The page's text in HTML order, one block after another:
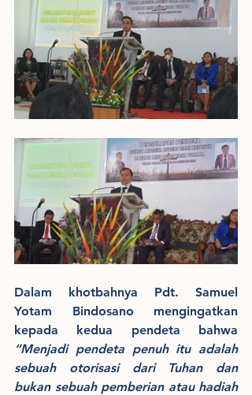
Dalam khotbahnya Pdt. Samuel
Yotam Bindosano mengingatkan
“Menjadi pendeta penuh itu adalah
sebuah otorisasi dari Tuhan dan
bukan sebuah pemberian atau hadiah